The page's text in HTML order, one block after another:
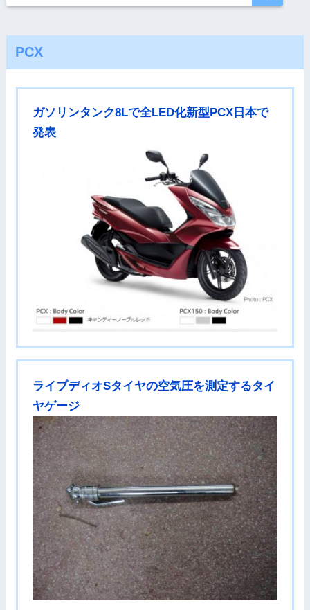
PCX
ガソリンタンク8Lで全LED化新型PCX日本で
発表
ライブディオSタイヤの空気圧を測定するタイ
ヤゲージ